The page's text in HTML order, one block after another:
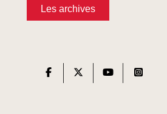
Les archives